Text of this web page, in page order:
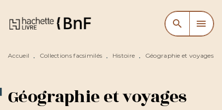
MENU RECHERCHE
CONTENU
search menu
Accueil • Collections facsimilés • Histoire • Géographie et voyages
Géographie et voyages